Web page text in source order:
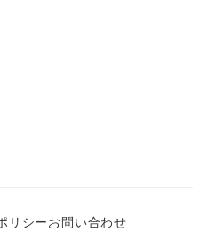
リシーお問い合わせ